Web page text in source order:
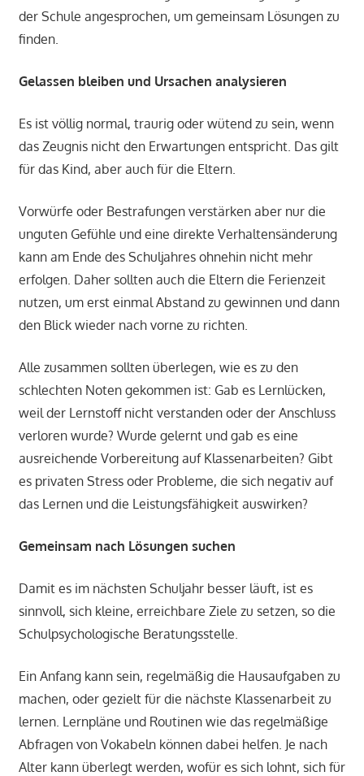
der Schule angesprochen, um gemeinsam Lösungen zu
finden.
Gelassen bleiben und Ursachen analysieren
Es ist völlig normal, traurig oder wütend zu sein, wenn
das Zeugnis nicht den Erwartungen entspricht. Das gilt
für das Kind, aber auch für die Eltern.
Vorwürfe oder Bestrafungen verstärken aber nur die
unguten Gefühle und eine direkte Verhaltensänderung
kann am Ende des Schuljahres ohnehin nicht mehr
erfolgen. Daher sollten auch die Eltern die Ferienzeit
nutzen, um erst einmal Abstand zu gewinnen und dann
den Blick wieder nach vorne zu richten.
Alle zusammen sollten überlegen, wie es zu den
schlechten Noten gekommen ist: Gab es Lernlücken,
weil der Lernstoff nicht verstanden oder der Anschluss
verloren wurde? Wurde gelernt und gab es eine
ausreichende Vorbereitung auf Klassenarbeiten? Gibt
es privaten Stress oder Probleme, die sich negativ auf
das Lernen und die Leistungsfähigkeit auswirken?
Gemeinsam nach Lösungen suchen
Damit es im nächsten Schuljahr besser läuft, ist es
sinnvoll, sich kleine, erreichbare Ziele zu setzen, so die
Schulpsychologische Beratungsstelle.
Ein Anfang kann sein, regelmäßig die Hausaufgaben zu
machen, oder gezielt für die nächste Klassenarbeit zu
lernen. Lernpläne und Routinen wie das regelmäßige
Abfragen von Vokabeln können dabei helfen. Je nach
Alter kann überlegt werden, wofür es sich lohnt, sich für